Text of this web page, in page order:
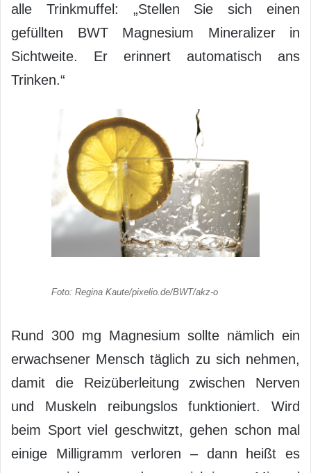
alle Trinkmuffel: „Stellen Sie sich einen
gefüllten BWT Magnesium Mineralizer in
Sichtweite. Er erinnert automatisch ans
Trinken.“
Foto: Regina Kaute/pixelio.de/BWT/akz-o
Rund 300 mg Magnesium sollte nämlich ein
erwachsener Mensch täglich zu sich nehmen,
damit die Reizüberleitung zwischen Nerven
und Muskeln reibungslos funktioniert. Wird
beim Sport viel geschwitzt, gehen schon mal
einige Milligramm verloren – dann heißt es